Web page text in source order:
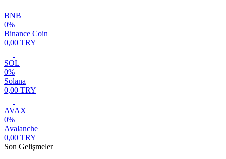
BNB
0%
Binance Coin
0,00 TRY
SOL
0%
Solana
0,00 TRY
AVAX
0%
Avalanche
0,00 TRY
Son Gelişmeler